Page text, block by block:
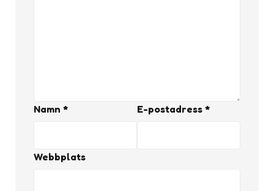
Namn * E-postadress *
Webbplats